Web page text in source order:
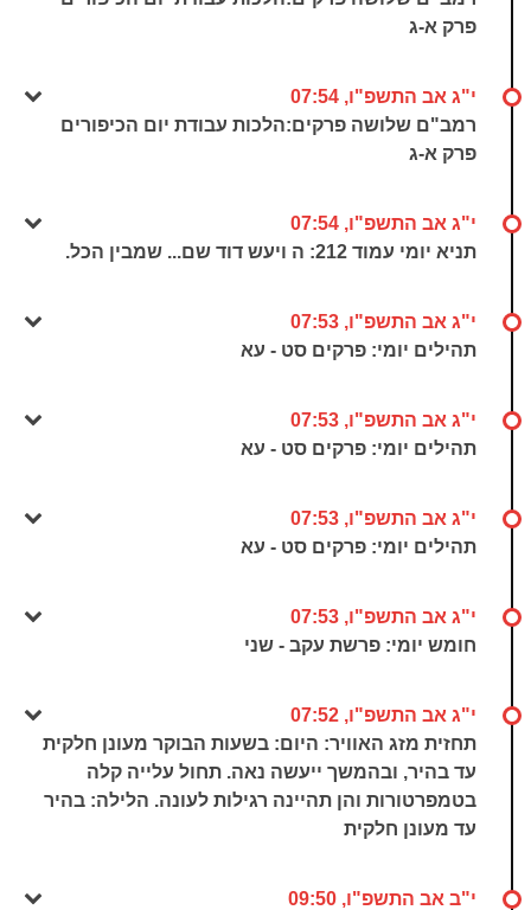
פרק א-ג
י"ג אב התשפ"ו, 07:54
רמב"ם שלושה פרקים:הלכות עבודת יום הכיפורים
פרק א-ג
י"ג אב התשפ"ו, 07:54
תניא יומי עמוד 212: ה ויעש דוד שם... שמבין הכל.
י"ג אב התשפ"ו, 07:53
תהילים יומי: פרקים סט - עא
י"ג אב התשפ"ו, 07:53
תהילים יומי: פרקים סט - עא
י"ג אב התשפ"ו, 07:53
תהילים יומי: פרקים סט - עא
י"ג אב התשפ"ו, 07:53
חומש יומי: פרשת עקב - שני
י"ג אב התשפ"ו, 07:52
תחזית מזג האוויר: היום: בשעות הבוקר מעונן חלקית
עד בהיר, ובהמשך ייעשה נאה. תחול עלייה קלה
בטמפרטורות והן תהיינה רגילות לעונה. הלילה: בהיר
עד מעונן חלקית
י"ב אב התשפ"ו, 09:50